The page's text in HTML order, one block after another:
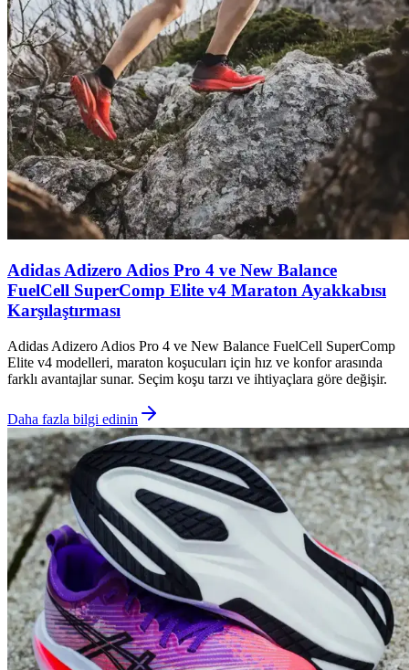
Adidas Adizero Adios Pro 4 ve New Balance
FuelCell SuperComp Elite v4 Maraton Ayakkabısı
Karşılaştırması
Adidas Adizero Adios Pro 4 ve New Balance FuelCell SuperComp
Elite v4 modelleri, maraton koşucuları için hız ve konfor arasında
farklı avantajlar sunar. Seçim koşu tarzı ve ihtiyaçlara göre değişir.
Daha fazla bilgi edinin